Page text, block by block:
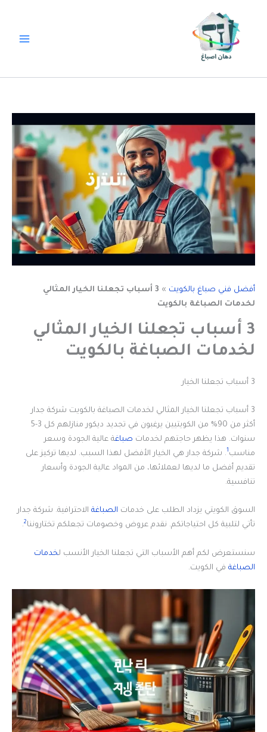
أفضل فني صباغ بالكويت »
3 أسباب تجعلنا الخيار المثالي
لخدمات الصباغة بالكويت
3 أسباب تجعلنا الخيار المثالي
لخدمات الصباغة بالكويت
3 أسباب تجعلنا الخيار
3 أسباب تجعلنا الخيار المثالي لخدمات الصباغة بالكويت شركة جدار
أكثر من 90% من الكويتيين يرغبون في تجديد ديكور منازلهم كل 3-5
سنوات. هذا يظهر حاجتهم لخدمات صباغة عالية الجودة وسعر
مناسب1 . شركة جدار هي الخيار الأفضل لهذا السبب. لديها تركيز على
تقديم أفضل ما لديها لعملائها، من المواد عالية الجودة وأسعار
تنافسية.
السوق الكويتي يزداد الطلب على خدمات الصباغة الاحترافية. شركة جدار
تأتي لتلبية كل احتياجاتكم. نقدم عروض وخصومات تجعلكم تختاروننا2
.
سنستعرض لكم أهم الأسباب التي تجعلنا الخيار الأنسب لخدمات
الصباغة في الكويت.